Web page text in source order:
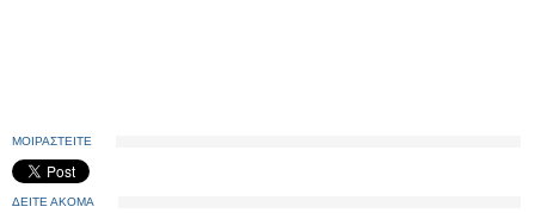
ΜΟΙΡΑΣΤΕΙΤΕ
ΔΕΙΤΕ ΑΚΟΜΑ